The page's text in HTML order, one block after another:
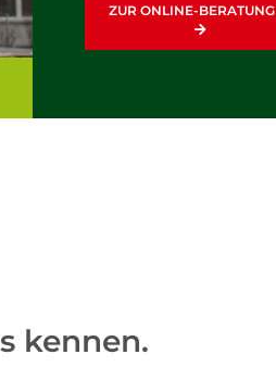
ZUR ONLINE-BERATUNG
kennen.